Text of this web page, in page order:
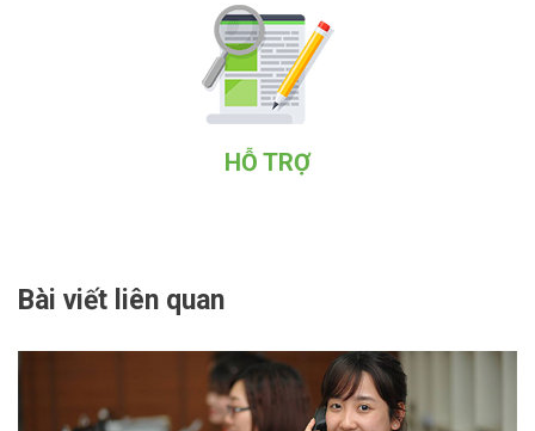
HỖ TRỢ
Bài viết liên quan